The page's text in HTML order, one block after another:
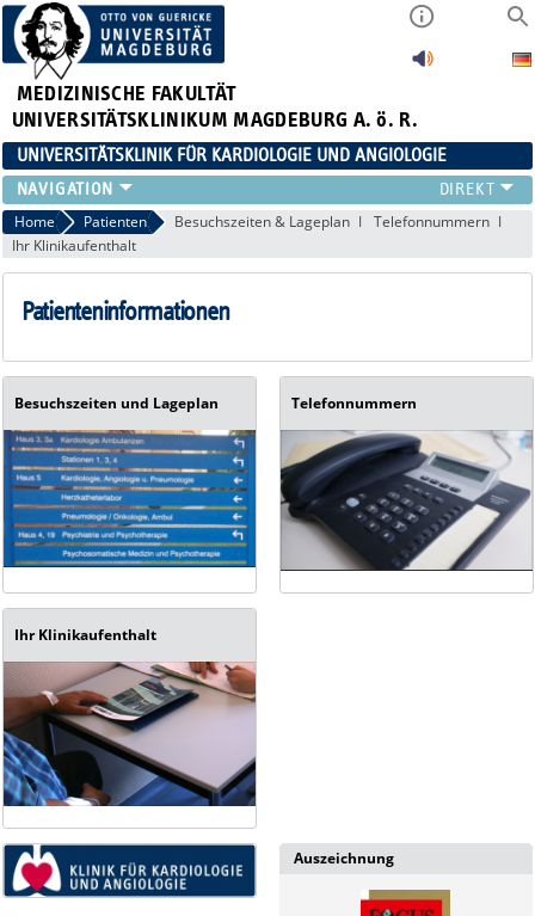
MEDIZINISCHE FAKULTÄT
UNIVERSITÄTSKLINIKUM MAGDEBURG A. ö. R.
UNIVERSITÄTSKLINIK FÜR KARDIOLOGIE UND ANGIOLOGIE
TEAM
PATIENTEN
ZENTREN
STUDIUM
Home Patienten Besuchszeiten & Lageplan
Telefonnummern
Ihr Klinikaufenthalt
Patienteninformationen
Besuchszeiten und Lageplan Telefonnummern
Ihr Klinikaufenthalt
Auszeichnung